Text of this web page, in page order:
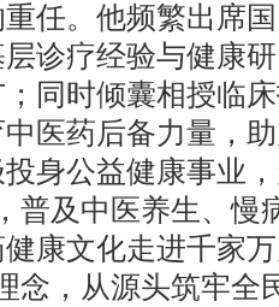
任。他频繁出席
诊疗经验与健康
同时倾囊相授临
医药后备力量，
身公益健康事业
普及中医养生、慢
康文化走进千家
念，从源头筑牢全